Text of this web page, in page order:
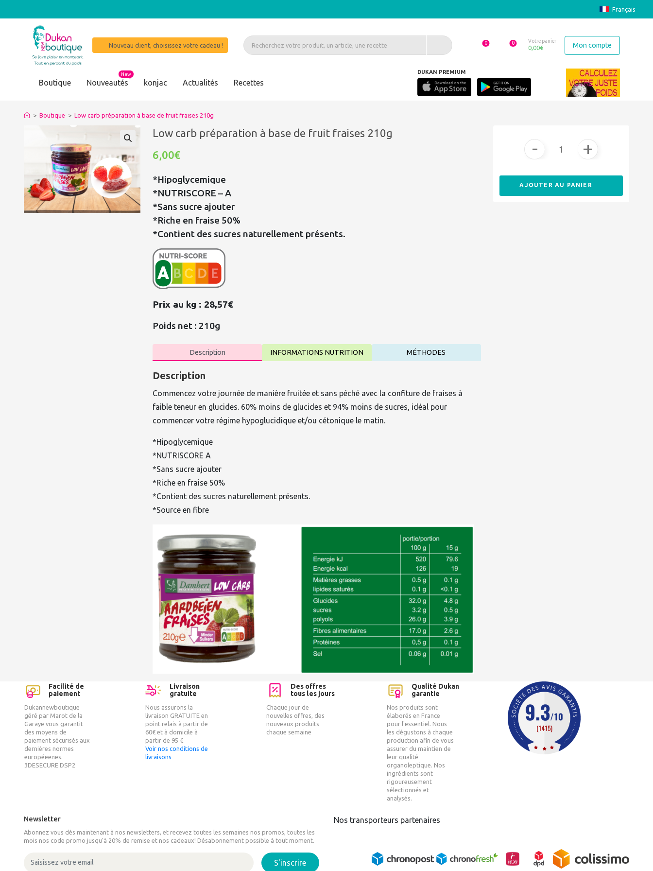
Français
Nouveau client, choisissez votre cadeau ! 0 0 Votre panier
0,00€ Mon compte
Boutique Nouveautés
New
konjac Actualités Recettes "J'ai perdu en 4 mois 20 kilos et mon mari 22 et
DUKAN PREMIUM
> Boutique > Low carb préparation à base de fruit fraises 210g
Low carb préparation à base de fruit fraises 210g
6,00€
*Hipoglycemique
*NUTRISCORE – A
*Sans sucre ajouter
*Riche en fraise 50%
*Contient des sucres naturellement présents.
Prix au kg : 28,57€
Poids net : 210g
Description INFORMATIONS NUTRITION MÉTHODES
Description
Commencez votre journée de manière fruitée et sans péché avec la confiture de fraises à
faible teneur en glucides. 60% moins de glucides et 94% moins de sucres, idéal pour
commencer votre régime hypoglucidique et/ou cétonique le matin.
*Hipoglycemique
*NUTRISCORE A
*Sans sucre ajouter
*Riche en fraise 50%
*Contient des sucres naturellement présents.
*Source en fibre
- +
AJOUTER AU PANIER
Facilité de
paiement
Dukannewboutique
géré par Marot de la
Garaye vous garantit
des moyens de
paiement sécurisés aux
dernières normes
européeenes.
3DESECURE DSP2
Livraison
gratuite
Nous assurons la
livraison GRATUITE en
point relais à partir de
60€ et à domicile à
partir de 95 €
Voir nos conditions de
livraisons
Des offres
tous les jours
Chaque jour de
nouvelles offres, des
nouveaux produits
chaque semaine
Qualité Dukan
garantie
Nos produits sont
élaborés en France
pour l'essentiel. Nous
les dégustons à chaque
production afin de vous
assurer du maintien de
leur qualité
organoleptique. Nos
ingrédients sont
rigoureusement
sélectionnés et
analysés.
Newsletter
Abonnez vous dès maintenant à nos newsletters, et recevez toutes les semaines nos promos, toutes les
mois nos code promo jusqu'à 20% de remise et nos cadeaux! Désabonnement possible à tout moment.
S'inscrire
Nos transporteurs partenaires